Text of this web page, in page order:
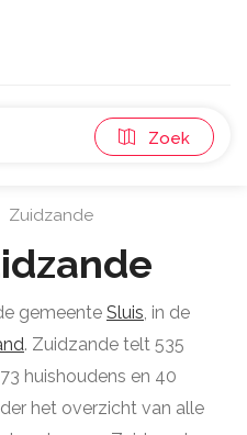
Zoek
Zuidzande
gemeente Sluis, in de
. Zuidzande telt 535
huishoudens en 40
het overzicht van alle